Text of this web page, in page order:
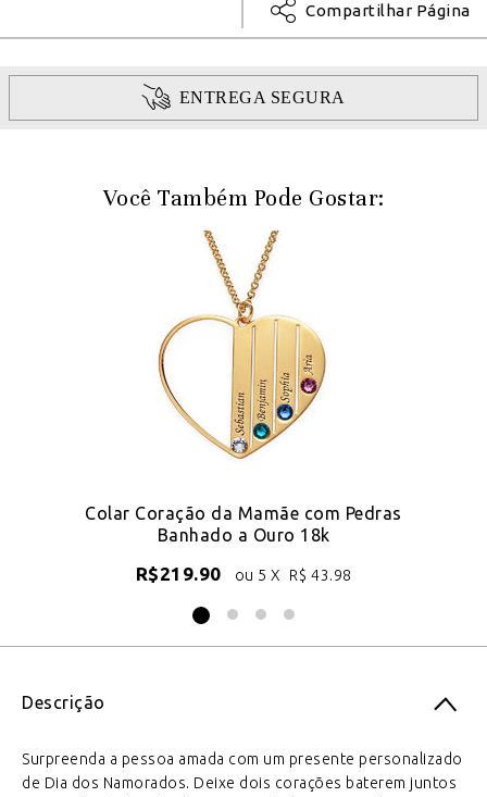
Compartilhar Página
ENTREGA SEGURA
Você Também Pode Gostar:
Colar Coração da Mamãe com Pedras
Banhado a Ouro 18k
R$219.90 ou 5 X R$ 43.98
Descrição
Surpreenda a pessoa amada com um presente personalizado
de Dia dos Namorados. Deixe dois corações baterem juntos